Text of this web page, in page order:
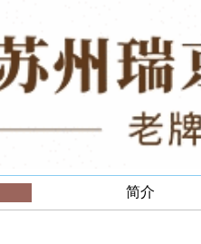
简介